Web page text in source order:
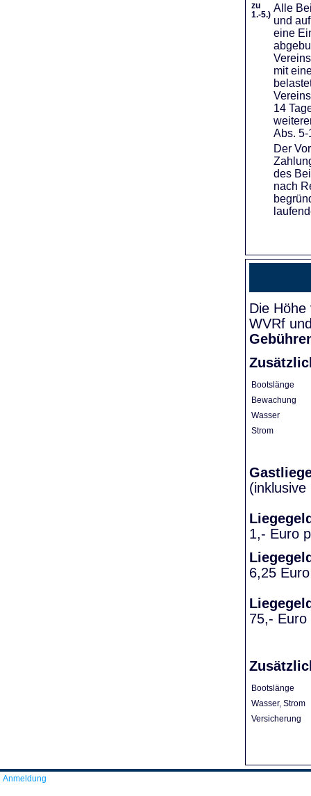
zu
1.-5.)
Alle
und
eine
mit
14
Abs.
Der
des
nach
Die
WVRf
Bootslänge
Bewachung
Wasser
Strom
1,- Euro
6,25
75,- Euro
Bootslänge
Wasser, Strom
Versicherung
Anmeldung